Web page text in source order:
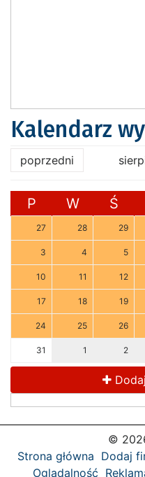
Kalendarz
poprzedni
P W Ś
27 28 29
3 4 5
10 11 12
17 18 19
24 25 26
31 1 2
©
Strona główna Dodaj
Oglądalność